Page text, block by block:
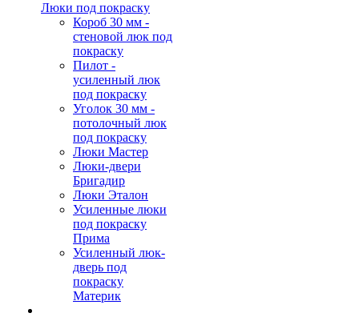
Люки под покраску
Короб 30 мм -
стеновой люк под
покраску
Пилот -
усиленный люк
под покраску
Уголок 30 мм -
потолочный люк
под покраску
Люки Мастер
Люки-двери
Бригадир
Люки Эталон
Усиленные люки
под покраску
Прима
Усиленный люк-
дверь под
покраску
Материк